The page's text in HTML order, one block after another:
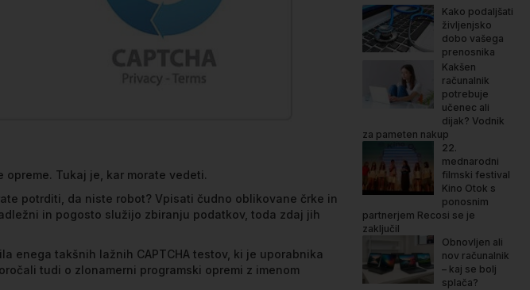
Tukaj je, kar morate vedeti.
potrditi, da niste robot? Vpisati čudno oblikovane črke in
in pogosto služijo zbiranju podatkov, toda zdaj jih
enega takšnih lažnih CAPTCHA testov, ki je uporabnika
tudi o zlonamerni programski opremi z imenom
Kako podaljšati
življenjsko
dobo vašega
prenosnika
Kakšen
računalnik
potrebuje
učenec ali
dijak? Vodnik
za pameten nakup
22.
mednarodni
filmski festival
Kino Otok s
ponosnim
partnerjem Recosi se je
zaključil
Obnovljen ali
nov računalnik
– kaj se bolj
splača?